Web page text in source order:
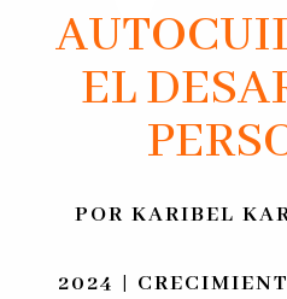
EL
POR KARIBEL
2024 |